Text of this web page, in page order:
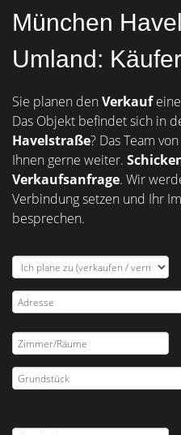
München
Umland:
Sie planen denVerkauf
Das Objekt befindet sich in
Havelstraße? Das Team
Ihnen gerne weiter.
Verkaufsanfrage. Wir
Verbindung setzen und Ihr
besprechen.